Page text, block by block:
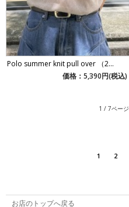
Polo summer knit pull over （2...
価格：5,390円(税込)
1 / 7ページ
1 2
お店のトップへ戻る